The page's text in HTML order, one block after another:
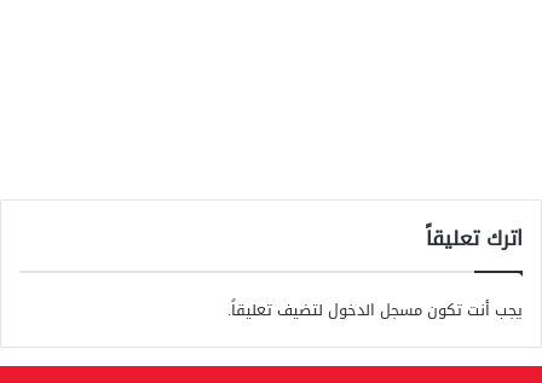
اترك تعليقاً
يجب أنت تكونمسجل الدخول لتضيف تعليقاً.